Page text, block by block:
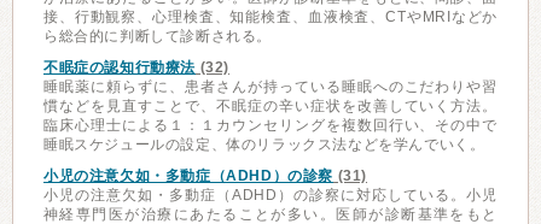
接、行動観察、心理検査、知能検査、血液検査、CTやMRIなどか
ら総合的に判断して診断される。
不眠症の認知行動療法 (32)
睡眠薬に頼らずに、患者さんが持っている睡眠へのこだわりや習
慣などを見直すことで、不眠症の辛い症状を改善していく方法。
臨床心理士による１：１カウンセリングを複数回行い、その中で
睡眠スケジュールの設定、体のリラックス法などを学んでいく。
小児の注意欠如・多動症（ADHD）の診察 (31)
小児の注意欠如・多動症（ADHD）の診察に対応している。小児
神経専門医が治療にあたることが多い。医師が診断基準をもと